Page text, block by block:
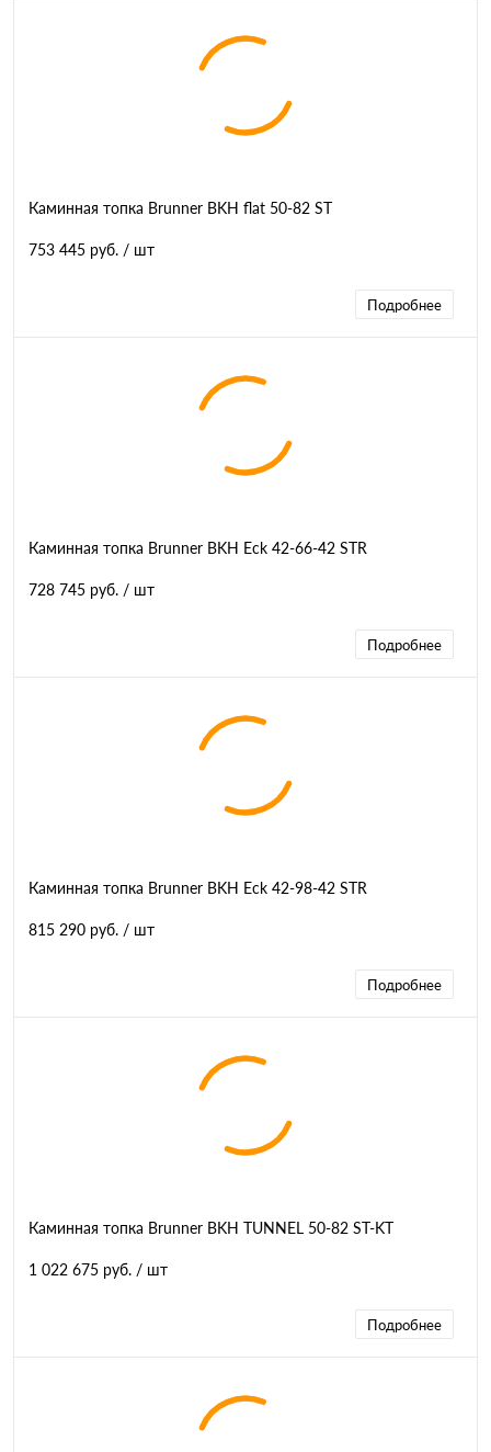
Каминная топка Brunner BKH flat 50-82 ST
753 445 руб. / шт
Подробнее
Каминная топка Brunner BKH Eck 42-66-42 STR
728 745 руб. / шт
Подробнее
Каминная топка Brunner BKH Eck 42-98-42 STR
815 290 руб. / шт
Подробнее
Каминная топка Brunner BKH TUNNEL 50-82 ST-KT
1 022 675 руб. / шт
Подробнее